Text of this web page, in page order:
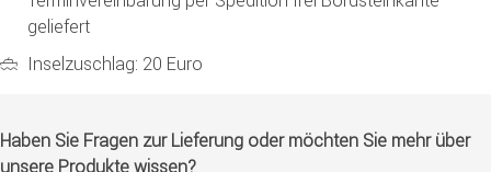
geliefert
Inselzuschlag: 20 Euro
Haben Sie Fragen zur Lieferung oder möchten Sie mehr über
unsere Produkte wissen?